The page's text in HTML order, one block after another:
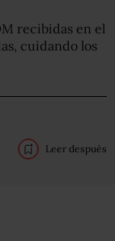
recibidas en el
cuidando los
Leer después